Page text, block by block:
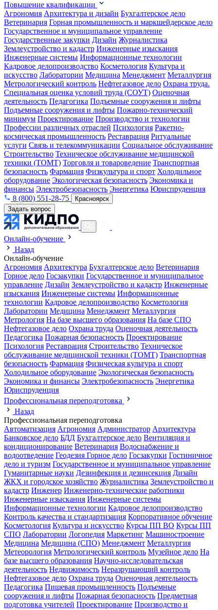
Повышение квалификации
Агрономия Архитектура и дизайн Бухгалтерское дело
Ветеринария Горная промышленность и маркшейдерское дело
Государственное и муниципальное управление
Государственные закупки Дизайн Журналистика
Землеустройство и кадастр Инженерные изыскания
Инженерные системы Информационные технологии
Кадровое делопроизводство Косметология Культура и
искусство Лаборатории Медицина Менеджмент Металлургия
Метрологический контроль Нефтегазовое дело Охрана труда.
Специальная оценка условий труда (СОУТ) Оценочная
деятельность Педагогика Подъемные сооружения и лифты
Подъемные сооружения и лифты Пожарно-технический
минимум Проектирование Производство и технологии
Профессии различных отраслей Психология Ракетно-
космическая промышленность Реставрация Ритуальные
услуги Связь и телекоммуникации Социальное обслуживание
Строительство Техническое обслуживание медицинской
техники (ТОМТ) Торговля и товароведение Транспортная
безопасность Фармация Физкультура и спорт Холодильное
оборудование Экологическая безопасность Экономика и
финансы Электробезопасность Энергетика Юриспруденция
8 (800) 551-28-75
Красноярск
Задать вопрос
Онлайн-обучение
Назад
Онлайн-обучение
Агрономия Архитектура Бухгалтерское дело Ветеринария
Горное дело Госзакупки Государственное и муниципальное
управление Дизайн Землеустройство и кадастр Инженерные
изыскания Инженерные системы Информационные
технологии Кадровое делопроизводство Косметология
Лаборатории Медицина Менеджмент Металлургия
Метрология На базе высшего образования На базе СПО
Нефтегазовое дело Охрана труда Оценочная деятельность
Педагогика Пожарная безопасность Проектирование
Психология Реставрация Строительство Техническое
обслуживание медицинской техники (ТОМТ) Транспортная
безопасность Фармация Физическая культура и спорт
Холодильное оборудование Экологическая безопасность
Экономика и финансы Электробезопасность Энергетика
Юриспруденция
Профессиональная переподготовка
Назад
Профессиональная переподготовка
Автоматизация Агрономия Администратор Архитектура
Банковское дело БДД Бухгалтерское дело Вентиляция и
кондиционирование Ветеринария Водоснабжение и
водоотведение Геодезия Горное дело Госзакупки Гостиничное
дело и туризм Государственное и муниципальное управление
Гуманитарные науки Дезинфекция и дезинсекция Дизайн
ЖКХ и городское хозяйство Журналистика Землеустройство и
кадастр Инженер Инженерно-технические работники
Инженерные изыскания Инженерные системы
Информационные технологии Кадровое делопроизводство
Контроль качества и стандартизация Корпоративное обучение
Косметология Культура и искусство Курсы ПП ВО Курсы ПП
СПО Лаборатории Логопедия Маркетинг Машиностроение
Медицина Медицина (СПО) Менеджмент Металлургия
Метеорология Метрологический контроль Музейное дело На
базе высшего образования Научно-исследовательская
деятельность Недвижимость Неразрушающий контроль
Нефтегазовое дело Охрана труда Оценочная деятельность
Педагогика Пищевая промышленность Подъемные
сооружения и лифты Пожарная безопасность Предметная
подготовка учителей Проектирование Производство и